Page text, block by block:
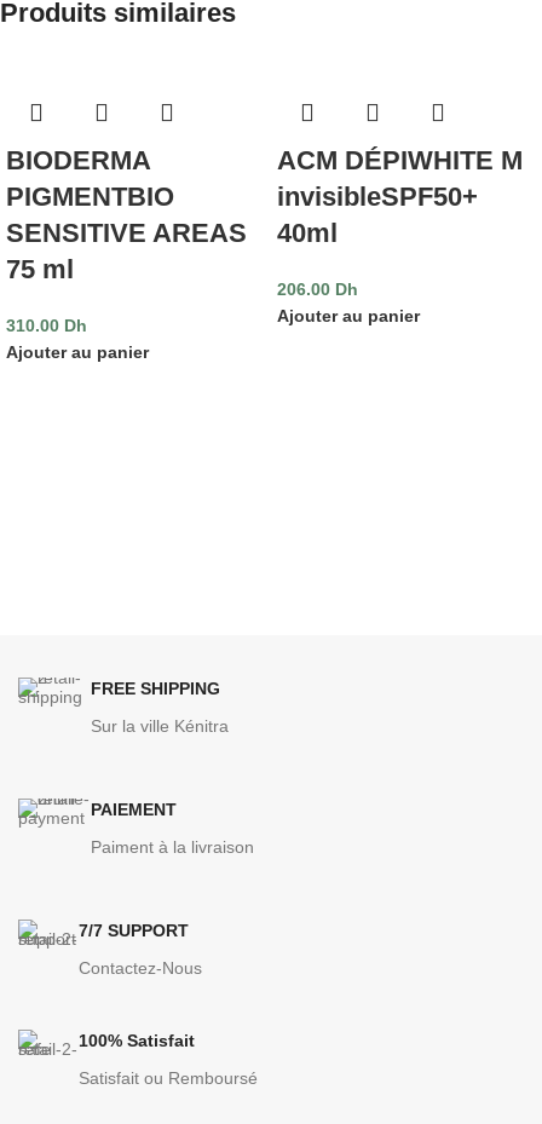
Produits similaires
BIODERMA
PIGMENTBIO
SENSITIVE AREAS
75 ml
310.00 Dh
Ajouter au panier
ACM DÉPIWHITE M
invisibleSPF50+
40ml
206.00 Dh
Ajouter au panier
FREE SHIPPING
Sur la ville Kénitra
PAIEMENT
Paiment à la livraison
7/7 SUPPORT
Contactez-Nous
100% Satisfait
Satisfait ou Remboursé